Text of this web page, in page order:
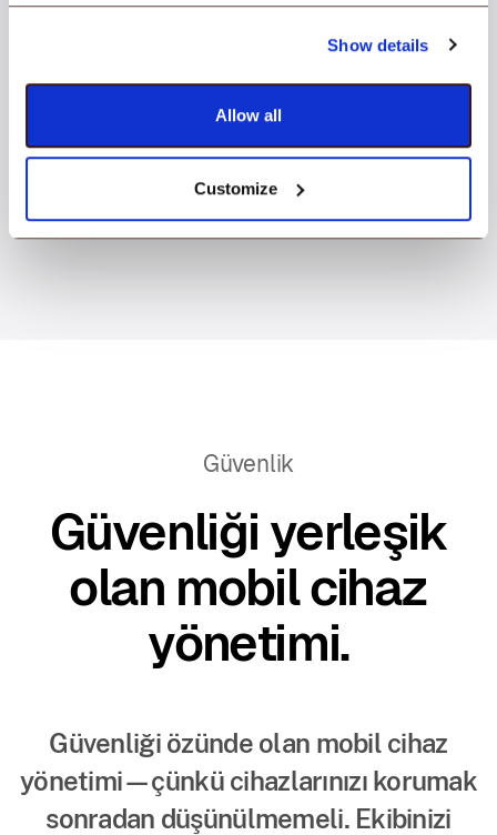
Show details
Allow all
Customize
Güvenlik
Güvenliği yerleşik
olan mobil cihaz
yönetimi.
Güvenliği özünde olan mobil cihaz
yönetimi—çünkü cihazlarınızı korumak
sonradan düşünülmemeli. Ekibinizi